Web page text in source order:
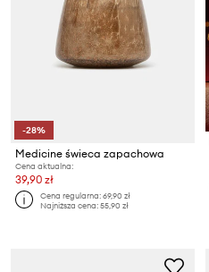
-28%
Medicine świeca zapachowa
Cena aktualna:
39,90 zł
Cena regularna:69,90 zł
Najniższa cena:55,90 zł